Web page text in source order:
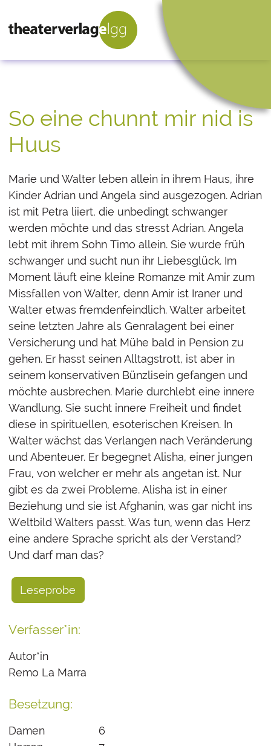
So eine chunnt mir nid is
Huus
Marie und Walter leben allein in ihrem Haus, ihre
Kinder Adrian und Angela sind ausgezogen. Adrian
ist mit Petra liiert, die unbedingt schwanger
werden möchte und das stresst Adrian. Angela
lebt mit ihrem Sohn Timo allein. Sie wurde früh
schwanger und sucht nun ihr Liebesglück. Im
Moment läuft eine kleine Romanze mit Amir zum
Missfallen von Walter, denn Amir ist Iraner und
Walter etwas fremdenfeindlich. Walter arbeitet
seine letzten Jahre als Genralagent bei einer
Versicherung und hat Mühe bald in Pension zu
gehen. Er hasst seinen Alltagstrott, ist aber in
seinem konservativen Bünzlisein gefangen und
möchte ausbrechen. Marie durchlebt eine innere
Wandlung. Sie sucht innere Freiheit und findet
diese in spirituellen, esoterischen Kreisen. In
Walter wächst das Verlangen nach Veränderung
und Abenteuer. Er begegnet Alisha, einer jungen
Frau, von welcher er mehr als angetan ist. Nur
gibt es da zwei Probleme. Alisha ist in einer
Beziehung und sie ist Afghanin, was gar nicht ins
Weltbild Walters passt. Was tun, wenn das Herz
eine andere Sprache spricht als der Verstand?
Und darf man das?
Leseprobe
Verfasser*in:
Autor*in
Remo La Marra
Besetzung:
Damen
6